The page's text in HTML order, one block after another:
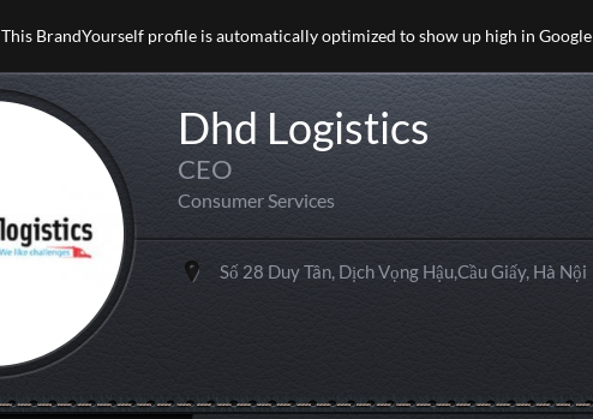
This BrandYourself profile is automatically optimized to show up high in Google
Dhd Logistics
CEO
Consumer Services
Số 28 Duy Tân, Dịch Vọng Hậu,Cầu Giấy, Hà Nội